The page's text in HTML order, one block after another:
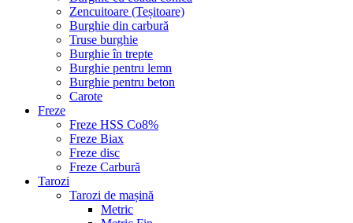
Zencuitoare (Teșitoare)
Burghie din carbură
Truse burghie
Burghie în trepte
Burghie pentru lemn
Burghie pentru beton
Carote
Freze
Freze HSS Co8%
Freze Biax
Freze disc
Freze Carbură
Tarozi
Tarozi de mașină
Metric